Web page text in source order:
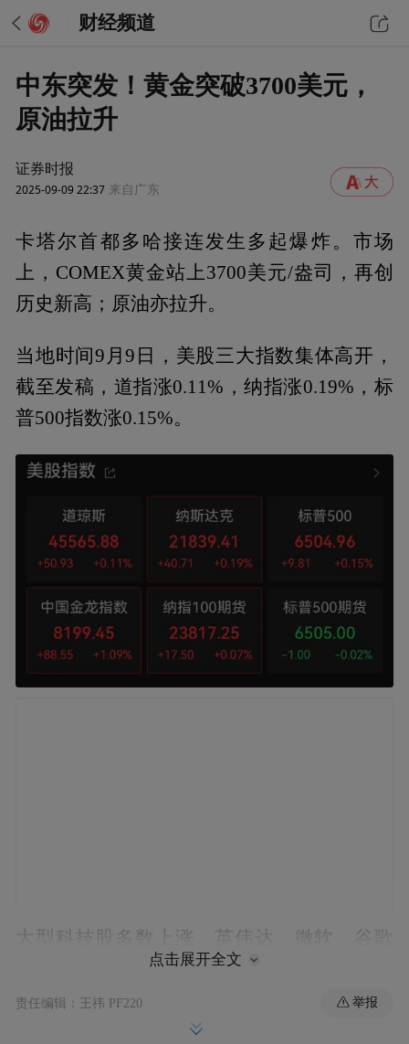
财经频道
中东突发！黄金突破3700美元，
原油拉升
证券时报
2025-09-09 22:37 来自广东
卡塔尔首都多哈接连发生多起爆炸。市场
上，COMEX黄金站上3700美元/盎司，再创
历史新高；原油亦拉升。
当地时间9月9日，美股三大指数集体高开，
截至发稿，道指涨0.11%，纳指涨0.19%，标
普500指数涨0.15%。
大型科技股多数上涨，英伟达、微软、谷歌
A、亚马逊、Meta、特斯拉小幅上涨，苹果
小幅下跌。
点击展开全文
责任编辑：王祎 PF220 举报